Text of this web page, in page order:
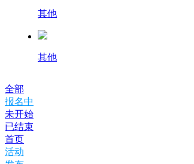
其他
其他
全部
报名中
未开始
已结束
首页
活动